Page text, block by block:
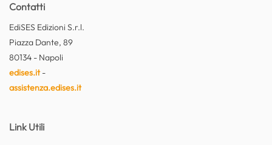
Contatti
EdiSES Edizioni S.r.l.
Piazza Dante, 89
80134 - Napoli
edises.it-
assistenza.edises.it
Link Utili